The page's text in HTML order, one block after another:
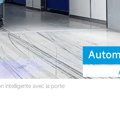
intelligente avec la porte